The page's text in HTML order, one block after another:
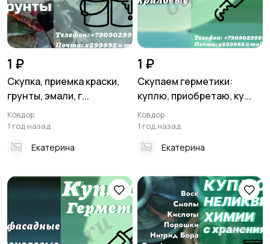
1 ₽
Скупка, приемка краски,
грунты, эмали, г...
Ковдор
1 год назад
Екатерина
1 ₽
Скупаем герметики:
куплю, приобретаю, ку...
Ковдор
1 год назад
Екатерина